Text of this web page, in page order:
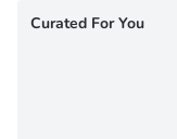
Curated For You